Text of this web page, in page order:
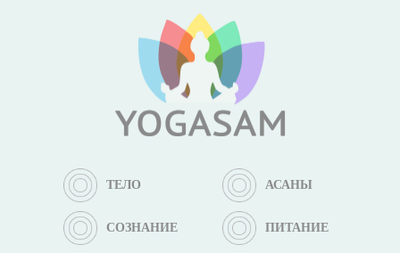
ТЕЛО АСАНЫ
СОЗНАНИЕ ПИТАНИЕ